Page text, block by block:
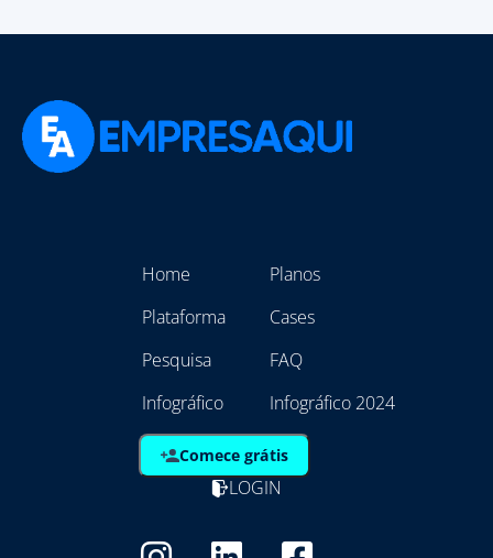
Home
Plataforma
Pesquisa
Infográfico
Planos
Cases
FAQ
Infográfico 2024
Comece grátis
LOGIN